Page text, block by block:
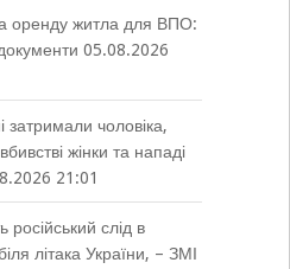
оренду житла для ВПО:
05.08.2026
чоловіка,
жінки та нападі
21:01
російський слід в
літака України, – ЗМІ